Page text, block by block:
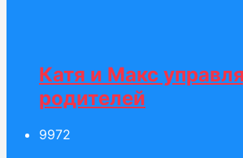
Катя и Макс
родителей
9972